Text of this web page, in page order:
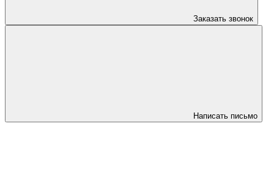
Заказать звонок
Написать письмо